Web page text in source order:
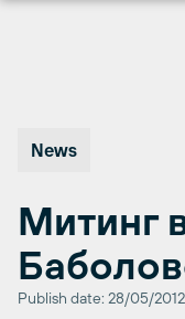
News
Митинг
Publish date: 28/05/2012